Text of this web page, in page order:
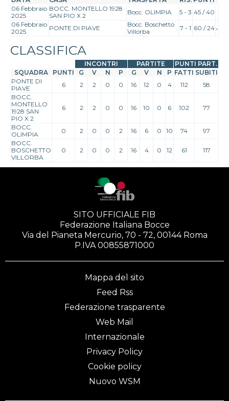
06 Febbraio
2025
BOCC. MONTELLO 1928
SAN PIO X 2
Bocc. OLIMPIA 5 - 3 45 / 40
06 Febbraio
2025
PONTE DI PIAVE
Bocc. Boschetto
Villorba
7 - 1 60 / 24
CLASSIFICA
INCONTRI PARTITE
PUNTI PART.
SQUADRA
PUNTI G V N P G V N P FATTI SUBITI
PONTE DI
PIAVE
6 2 2 0 0 16 12 0 4 112
58
BOCC.
MONTELLO
1928 SAN
PIO X 2
6 2 2 0 0 16 10 0 6 102 77
BOCC.
OLIMPIA
0 2 0 0 2 16 6 0 10 74
97
BOCC.
BOSCHETTO
VILLORBA
0 2 0 0 2 16 4 0 12 61 117
SITO UFFICIALE FIB
Federazione Italiana Bocce
Via del Pianeta Mercurio, 70 - 72, 00144 Roma
P.IVA 00855871000
Mappa del sito
Feed Rss
Federazione trasparente
Web Mail
Internazionale
Privacy Policy
Cookie policy
Nuovo WSM